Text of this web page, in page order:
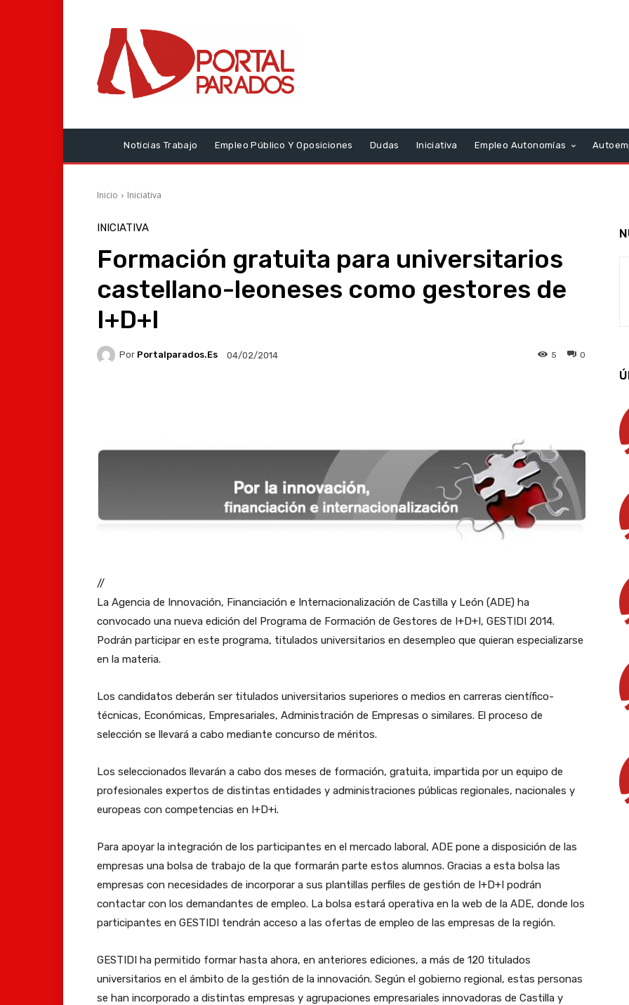
Noticias Trabajo Empleo Público Y Oposiciones Dudas Iniciativa Empleo Autonomías
Inicio Iniciativa
INICIATIVA
Formación gratuita para universitarios
castellano-leoneses como gestores de
I+D+I
Por Portalparados.es 04/02/2014 0
5
//
La Agencia de Innovación, Financiación e Internacionalización de Castilla y León (ADE) ha
convocado una nueva edición del Programa de Formación de Gestores de I+D+I, GESTIDI 2014.
Podrán participar en este programa, titulados universitarios en desempleo que quieran especializarse
en la materia.
Los candidatos deberán ser titulados universitarios superiores o medios en carreras científico-
técnicas, Económicas, Empresariales, Administración de Empresas o similares. El proceso de
selección se llevará a cabo mediante concurso de méritos.
Los seleccionados llevarán a cabo dos meses de formación, gratuita, impartida por un equipo de
profesionales expertos de distintas entidades y administraciones públicas regionales, nacionales y
europeas con competencias en I+D+i.
Para apoyar la integración de los participantes en el mercado laboral, ADE pone a disposición de las
empresas una bolsa de trabajo de la que formarán parte estos alumnos. Gracias a esta bolsa las
empresas con necesidades de incorporar a sus plantillas perfiles de gestión de I+D+I podrán
contactar con los demandantes de empleo. La bolsa estará operativa en la web de la ADE, donde los
participantes en GESTIDI tendrán acceso a las ofertas de empleo de las empresas de la región.
GESTIDI ha permitido formar hasta ahora, en anteriores ediciones, a más de 120 titulados
universitarios en el ámbito de la gestión de la innovación. Según el gobierno regional, estas personas
se han incorporado a distintas empresas y agrupaciones empresariales innovadoras de Castilla y